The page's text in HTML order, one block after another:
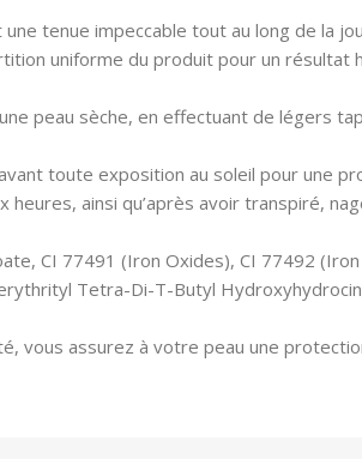
tenue impeccable tout au long de la
uniforme du produit pour un résultat
peau sèche, en effectuant de légers
toute exposition au soleil pour une
ainsi qu’après avoir transpiré,
CI 77491 (Iron Oxides), CI 77492
Tetra-Di-T-Butyl
vous assurez à votre peau une